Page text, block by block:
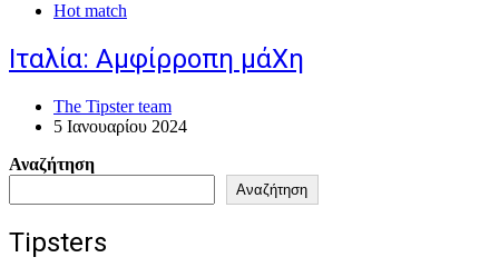
Hot match
Ιταλία: Αμφίρροπη μάΧη
The Tipster team
5 Ιανουαρίου 2024
Αναζήτηση
Αναζήτηση
Tipsters